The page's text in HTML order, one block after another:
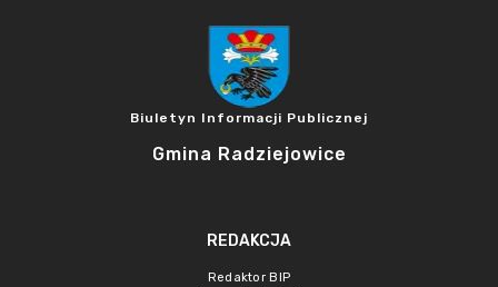
Biuletyn Informacji Publicznej
Gmina Radziejowice
REDAKCJA
Redaktor BIP